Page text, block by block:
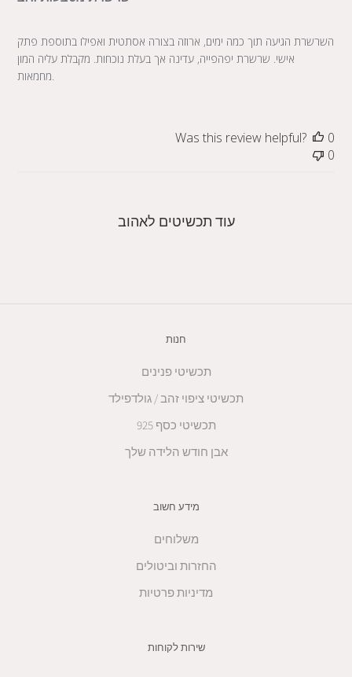
השרשרת הגיעה תוך כמה ימים, ארוזה בצורה אסתטית ואפילו בתוספת פתק
אישי. שרשרת יפהפייה, עדינה אך בעלת נוכחות. מקבלת עליה המון
מחמאות.
Was this review helpful?
0
0
עוד תכשיטים לאהוב
חנות
תכשיטי פנינים
תכשיטי ציפוי זהב / גולדפילד
תכשיטי כסף 925
אבן חודש הלידה שלך
מידע חשוב
משלוחים
החזרות וביטולים
מדיניות פרטיות
שירות לקוחות